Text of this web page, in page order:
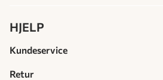
HJELP
Kundeservice
Retur